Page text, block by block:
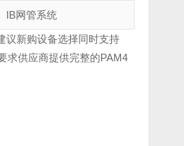
IB网管系统
议新购设备选择同时支持
求供应商提供完整的PAM4